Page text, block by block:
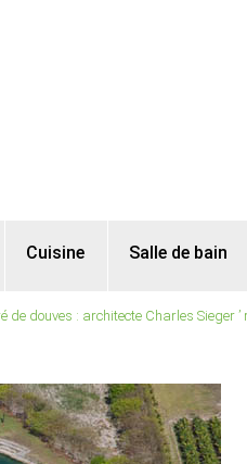
Cuisine Salle de bain
de douves : architecte Charles Sieger ’